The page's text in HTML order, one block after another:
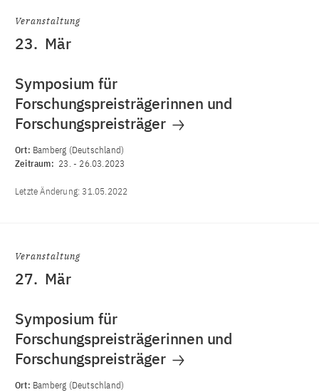
Veranstaltung
23. Mär
Symposium für
Forschungspreisträgerinnen und
Forschungspreisträger
Ort: Bamberg (Deutschland)
Zeitraum: 23. - 26.03.2023
Letzte Änderung:31.05.2022
Veranstaltung
27. Mär
Symposium für
Forschungspreisträgerinnen und
Forschungspreisträger
Ort: Bamberg (Deutschland)